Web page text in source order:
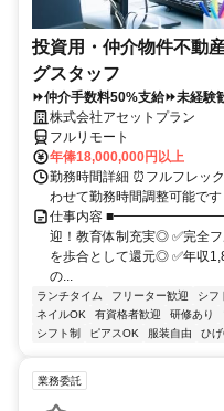
投資用・仲介物件不動
グスタッフ
⏩仲介手数料50%支給⏩未経験
株式会社アセットプラン
フルリモート
年俸18,000,000円以上
勤務時間詳細 ⏰フルフレッ
わせて勤務時間調整可能で
仕事内容
迎！教育体制充実◎ ✅完全
を歩合として還元◎ ✅年収
の...
ランチタイム フリーター歓迎 シフ
ネイルOK
有資格者歓迎 研修あり
シフト制
ピアスOK 服装自由 ひ
業務委託